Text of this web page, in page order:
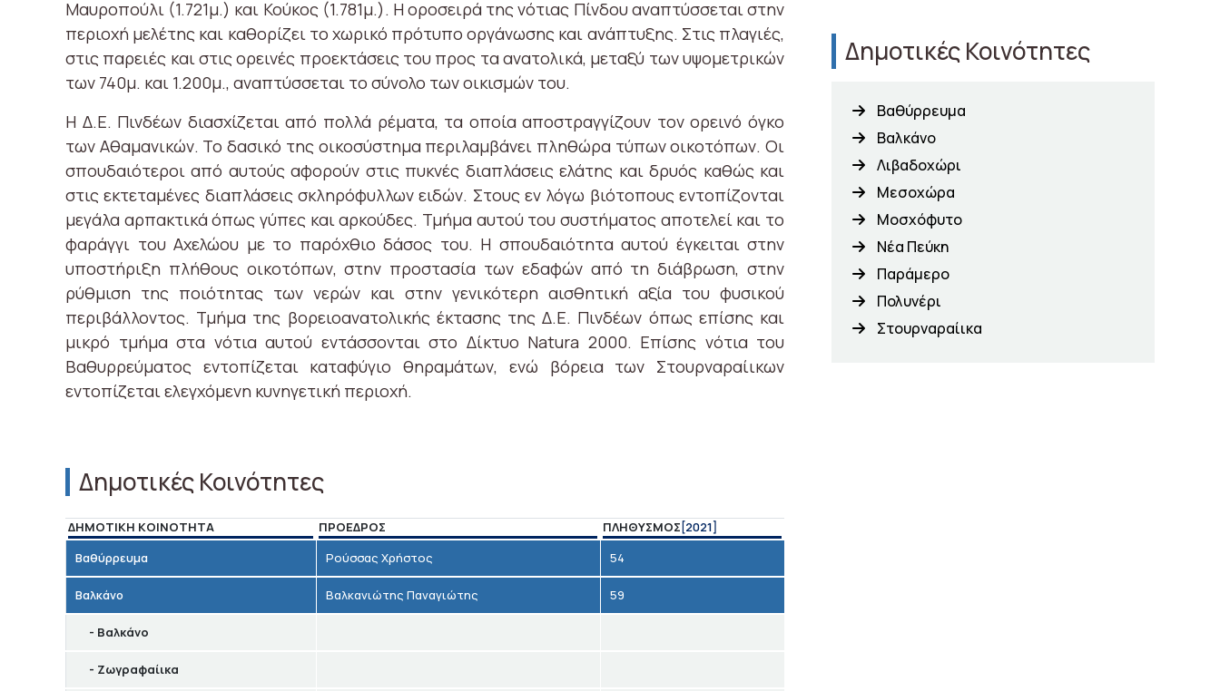
Μαυροπούλι (1.721μ.) και Κούκος (1.781μ.). Η οροσειρά της νότιας Πίνδου αναπτύσσεται στην
περιοχή μελέτης και καθορίζει το χωρικό πρότυπο οργάνωσης και ανάπτυξης. Στις πλαγιές,
στις παρειές και στις ορεινές προεκτάσεις του προς τα ανατολικά, μεταξύ των υψομετρικών
των 740μ. και 1.200μ., αναπτύσσεται το σύνολο των οικισμών του.
Η Δ.Ε. Πινδέων διασχίζεται από πολλά ρέματα, τα οποία αποστραγγίζουν τον ορεινό όγκο
των Αθαμανικών. Το δασικό της οικοσύστημα περιλαμβάνει πληθώρα τύπων οικοτόπων. Οι
σπουδαιότεροι από αυτούς αφορούν στις πυκνές διαπλάσεις ελάτης και δρυός καθώς και
στις εκτεταμένες διαπλάσεις σκληρόφυλλων ειδών. Στους εν λόγω βιότοπους εντοπίζονται
μεγάλα αρπακτικά όπως γύπες και αρκούδες. Τμήμα αυτού του συστήματος αποτελεί και το
φαράγγι του Αχελώου με το παρόχθιο δάσος του. Η σπουδαιότητα αυτού έγκειται στην
υποστήριξη πλήθους οικοτόπων, στην προστασία των εδαφών από τη διάβρωση, στην
ρύθμιση της ποιότητας των νερών και στην γενικότερη αισθητική αξία του φυσικού
περιβάλλοντος. Τμήμα της βορειοανατολικής έκτασης της Δ.Ε. Πινδέων όπως επίσης και
μικρό τμήμα στα νότια αυτού εντάσσονται στο Δίκτυο Natura 2000. Επίσης νότια του
Βαθυρρεύματος εντοπίζεται καταφύγιο θηραμάτων, ενώ βόρεια των Στουρναραίικων
εντοπίζεται ελεγχόμενη κυνηγετική περιοχή.
Δημοτικές Κοινότητες
ΔΗΜΟΤΙΚΉ ΚΟΙΝΌΤΗΤΑ ΠΡΌΕΔΡΟΣ ΠΛΗΘΥΣΜΌΣ[2021]
Βαθύρρευμα
Ρούσσας Χρήστος 54
Βαλκάνο Βαλκανιώτης Παναγιώτης 59
- Βαλκάνο
- Ζωγραφαίικα
Δημοτικές Κοινότητες
Βαθύρρευμα
Βαλκάνο
Λιβαδοχώρι
Μεσοχώρα
Μοσχόφυτο
Νέα Πεύκη
Παράμερο
Πολυνέρι
Στουρναραίικα